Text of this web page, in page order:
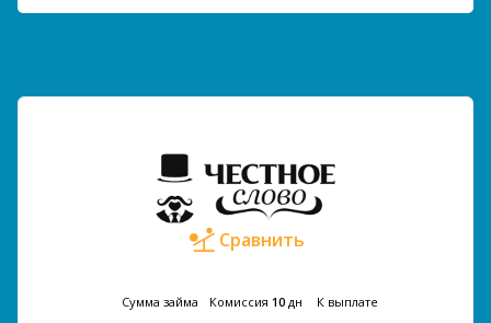
Сравнить
Сумма займа Комиссия 10 дн К выплате